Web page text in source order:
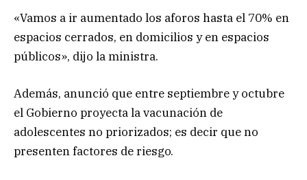
«Vamos a ir aumentado los aforos hasta el 70% en
espacios cerrados, en domicilios y en espacios
públicos», dijo la ministra.
Además, anunció que entre septiembre y octubre
el Gobierno proyecta la vacunación de
adolescentes no priorizados; es decir que no
presenten factores de riesgo.